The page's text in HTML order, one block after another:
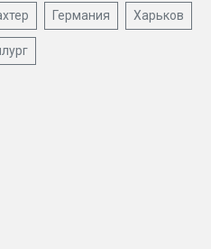
Германия Харьков